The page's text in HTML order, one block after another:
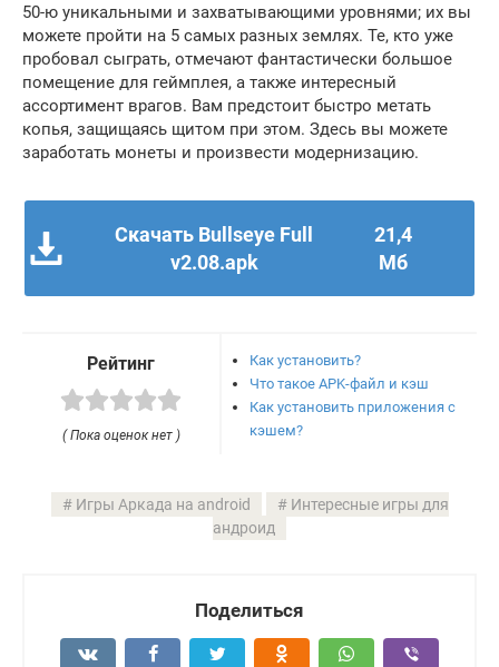
50-ю уникальными и захватывающими уровнями; их вы
можете пройти на 5 самых разных землях. Те, кто уже
пробовал сыграть, отмечают фантастически большое
помещение для геймплея, а также интересный
ассортимент врагов. Вам предстоит быстро метать
копья, защищаясь щитом при этом. Здесь вы можете
заработать монеты и произвести модернизацию.
Скачать Bullseye Full
v2.08.apk
21,4
Мб
Рейтинг
( Пока оценок нет )
Как установить?
Что такое APK-файл и кэш
Как установить приложения с
кэшем?
Игры Аркада на android
Интересные игры для
андроид
Поделиться